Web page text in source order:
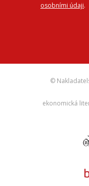
osobními údaji.
©
ekonomická